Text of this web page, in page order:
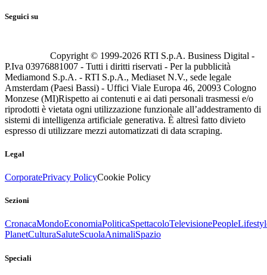
Seguici su
Copyright © 1999-2026 RTI S.p.A. Business Digital -
P.Iva 03976881007 - Tutti i diritti riservati - Per la pubblicità
Mediamond S.p.A. - RTI S.p.A., Mediaset N.V., sede legale
Amsterdam (Paesi Bassi) - Uffici Viale Europa 46, 20093 Cologno
Monzese (MI)Rispetto ai contenuti e ai dati personali trasmessi e/o
riprodotti è vietata ogni utilizzazione funzionale all’addestramento di
sistemi di intelligenza artificiale generativa. È altresì fatto divieto
espresso di utilizzare mezzi automatizzati di data scraping.
Legal
CorporatePrivacy PolicyCookie Policy
Sezioni
CronacaMondoEconomiaPoliticaSpettacoloTelevisionePeople
PlanetCulturaSaluteScuolaAnimaliSpazio
Speciali